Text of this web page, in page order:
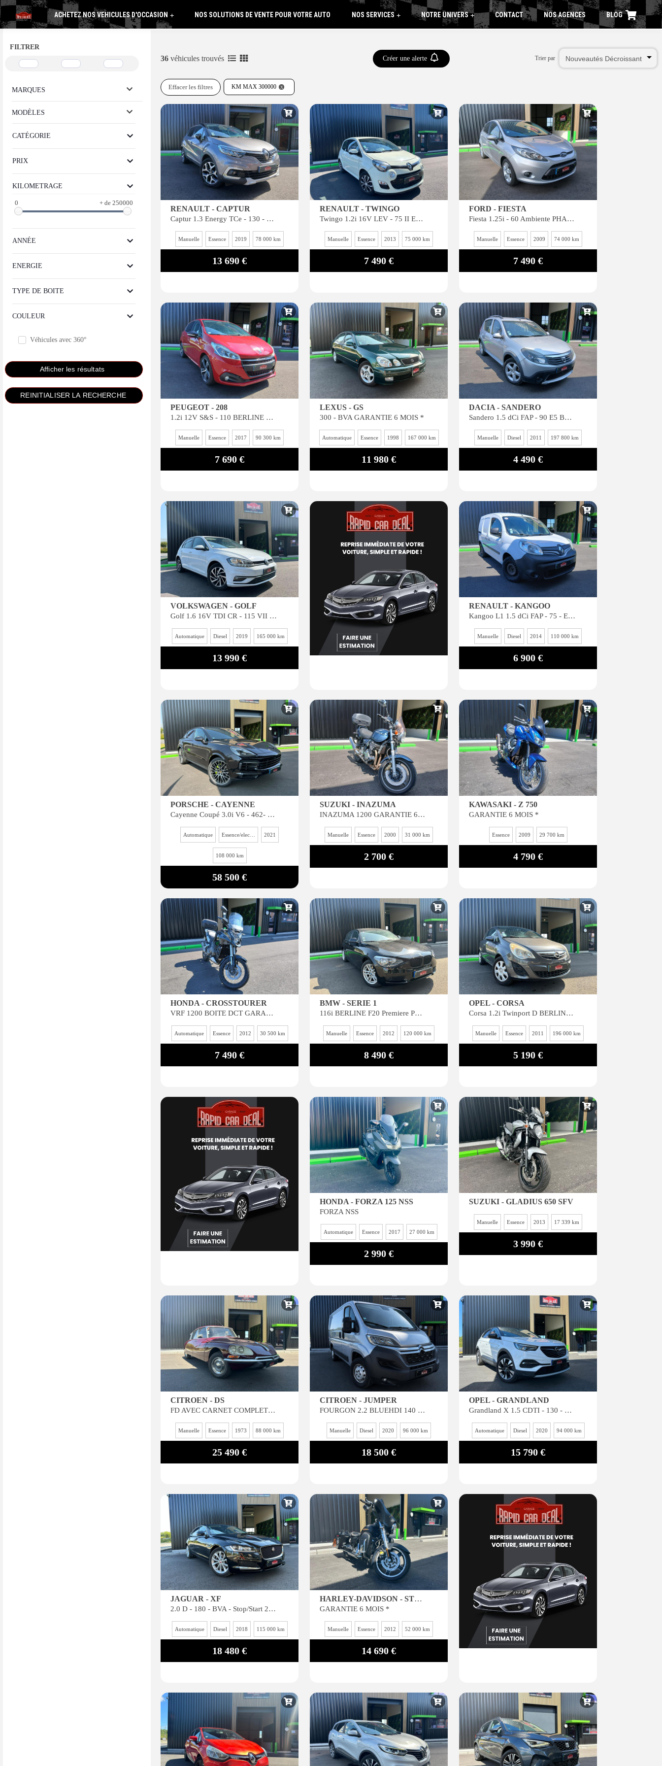
+
ACHETEZ NOS VEHICULES D'OCCASION NOS SOLUTIONS DE VENTE POUR VOTRE AUTO +
NOS SERVICES +
NOTRE UNIVERS CONTACT NOS AGENCES BLOG
FILTRER
MARQUES
MODÈLES
CATÉGORIE
PRIX
KILOMETRAGE
0 + de 250000
ANNÉE
ENERGIE
TYPE DE BOITE
COULEUR
Véhicules avec 360°
36 véhicules trouvés Créer une alerte Trier par
KM MAX 300000
Effacer les filtres
RENAULT - CAPTUR
Captur 1.3 Energy TCe - 130 - FAP Intens PHASE 2 GARANTIE 6 MOIS*
Manuelle Essence 2019 78 000 km
13 690 €
RENAULT - TWINGO
Twingo 1.2i 16V LEV - 75 II Expression PHASE 2 GARANTIE 6 MOIS*
Manuelle Essence 2013 75 000 km
7 490 €
FORD - FIESTA
Fiesta 1.25i - 60 Ambiente PHASE 1 GARANTIE 6MOIS*
Manuelle Essence 2009 74 000 km
7 490 €
PEUGEOT - 208
1.2i 12V S&S - 110 BERLINE GT Line PHASE 2 GARANTIE 6 MOIS*
Manuelle Essence 2017 90 300 km
7 690 €
LEXUS - GS
300 - BVA GARANTIE 6 MOIS *
Automatique Essence 1998 167 000 km
11 980 €
DACIA - SANDERO
Sandero 1.5 dCi FAP - 90 E5 BERLINE Stepway GARANTIE 6 MOIS*
Manuelle Diesel 2011 197 800 km
4 490 €
VOLKSWAGEN - GOLF
Golf 1.6 16V TDI CR - 115 VII BERLINE Confortline PHASE 2 GARANTIE 6 MOIS*
Automatique Diesel 2019 165 000 km
13 990 €
RENAULT - KANGOO
Kangoo L1 1.5 dCi FAP - 75 - ESP II PHASE 2 GARANTIE 6 MOIS*
Manuelle Diesel 2014 110 000 km
6 900 €
PORSCHE - CAYENNE
Cayenne Coupé 3.0i V6 - 462- BVA Tiptronic S COUPE 2019 E-Hybrid PHASE 2
Automatique 2021
108 000 km
58 500 €
SUZUKI - INAZUMA
INAZUMA 1200 GARANTIE 6 MOIS*
Manuelle Essence 2000 31 000 km
2 700 €
KAWASAKI - Z 750
GARANTIE 6 MOIS *
Essence 2009 29 700 km
4 790 €
HONDA - CROSSTOURER
VRF 1200 BOITE DCT GARANTIE 6 MOIS*
Automatique Essence 2012 30 500 km
7 490 €
BMW - SERIE 1
116i BERLINE F20 Premiere PHASE 1
Manuelle Essence 2012 120 000 km
8 490 €
OPEL - CORSA
Corsa 1.2i Twinport D BERLINE Color Edition PHASE 2
Manuelle Essence 2011 196 000 km
5 190 €
HONDA - FORZA 125 NSS
FORZA NSS
Automatique Essence 2017 27 000 km
2 990 €
SUZUKI - GLADIUS 650 SFV
Manuelle Essence 2013 17 339 km
3 990 €
CITROEN - DS
FD AVEC CARNET COMPLET DE RESTAURATION ET GARANTIE 6 MOIS*
Manuelle Essence 1973 88 000 km
25 490 €
CITROEN - JUMPER
FOURGON 2.2 BLUEHDI 140 30 L1H1 DRIVER GARANTIE 6 MOIS
Manuelle Diesel 2020 96 000 km
18 500 €
OPEL - GRANDLAND
Grandland X 1.5 CDTI - 130 - BVA 8 - S&S X Elite PHASE 1 GARANTIE 6 MOIS*
Automatique Diesel 2020 94 000 km
15 790 €
JAGUAR - XF
2.0 D - 180 - BVA - Stop/Start 2015 BERLINE Prestige PHASE 1 GARANTIE 6 MOIS*
Automatique Diesel 2018 115 000 km
18 480 €
HARLEY-DAVIDSON - STREET GLIDE
GARANTIE 6 MOIS *
Manuelle Essence 2012 52 000 km
14 690 €